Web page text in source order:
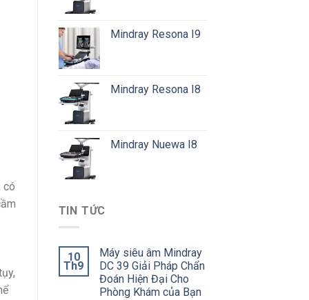
có
Mindray Resona I9
Mindray Resona I8
Mindray Nuewa I8
TIN TỨC
10
Th9
Máy siêu âm Mindray
DC 39 Giải Pháp Chẩn
Đoán Hiện Đại Cho
Phòng Khám của Bạn